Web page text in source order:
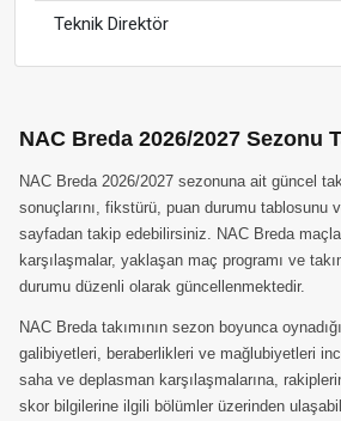
Teknik Direktör
NAC Breda 2026/2027 Sezonu
NAC Breda 2026/2027 sezonuna ait güncel
sonuçlarını, fikstürü, puan durumu tablosunu
sayfadan takip edebilirsiniz. NAC Breda
karşılaşmalar, yaklaşan maç programı ve
durumu düzenli olarak güncellenmektedir.
NAC Breda takımının sezon boyunca
galibiyetleri, beraberlikleri ve mağlubiyetleri
saha ve deplasman karşılaşmalarına,
skor bilgilerine ilgili bölümler üzerinden